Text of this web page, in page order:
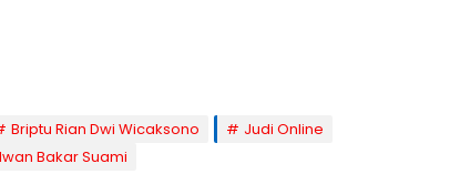
Briptu Rian Dwi Wicaksono
Judi Online
Bakar Suami